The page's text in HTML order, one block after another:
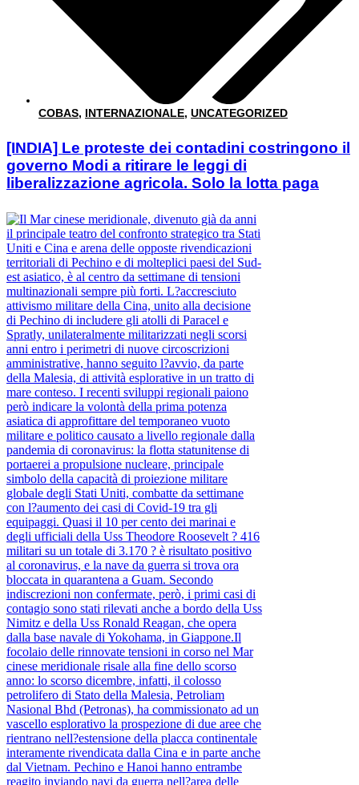
COBAS, INTERNAZIONALE, UNCATEGORIZED
[INDIA] Le proteste dei contadini costringono il
governo Modi a ritirare le leggi di
liberalizzazione agricola. Solo la lotta paga